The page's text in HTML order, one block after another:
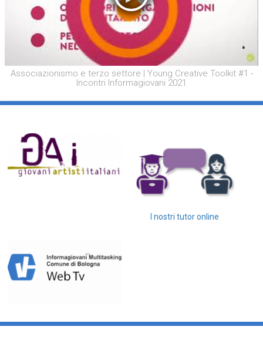
Associazionismo e terzo settore | Young Creative Toolkit #1 -
Incontri Informagiovani 2021
I nostri tutor online